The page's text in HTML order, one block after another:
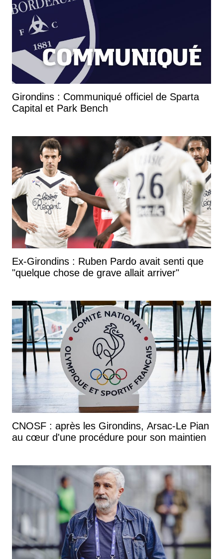
Girondins : Communiqué officiel de Sparta
Capital et Park Bench
Ex-Girondins : Ruben Pardo avait senti que
"quelque chose de grave allait arriver"
CNOSF : après les Girondins, Arsac-Le Pian
au cœur d'une procédure pour son maintien